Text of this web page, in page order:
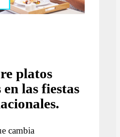
platos
las fiestas
cambia